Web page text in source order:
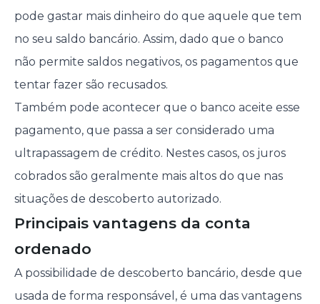
pode gastar mais dinheiro do que aquele que tem
no seu saldo bancário. Assim, dado que o banco
não permite saldos negativos, os pagamentos que
tentar fazer são recusados.
Também pode acontecer que o banco aceite esse
pagamento, que passa a ser considerado uma
ultrapassagem de crédito. Nestes casos, os juros
cobrados são geralmente mais altos do que nas
situações de descoberto autorizado.
Principais vantagens da conta
ordenado
A possibilidade de descoberto bancário, desde que
usada de forma responsável, é uma das vantagens